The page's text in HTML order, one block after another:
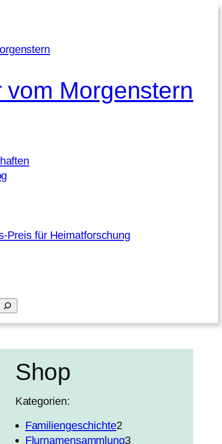
vom Morgenstern
Preis für Heimatforschung
Shop
Kategorien:
Familiengeschichte22
P
Flurnamensammlung33